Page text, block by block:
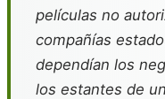
películas no
compañías
dependían los
los estantes de